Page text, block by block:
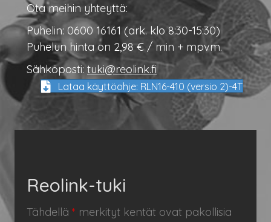
Ota meihin yhteyttä:
Puhelin: 0600 16161 (ark. klo 8:30-15:30)
Puhelun hinta on 2,98 € / min + mpvm.
Sähköposti: tuki@reolink.fi
Lataa käyttöohje: RLN16-410 (versio 2)-4T
Reolink-tuki
Tähdellä * merkityt kentät ovat pakollisia